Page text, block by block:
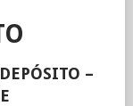
–